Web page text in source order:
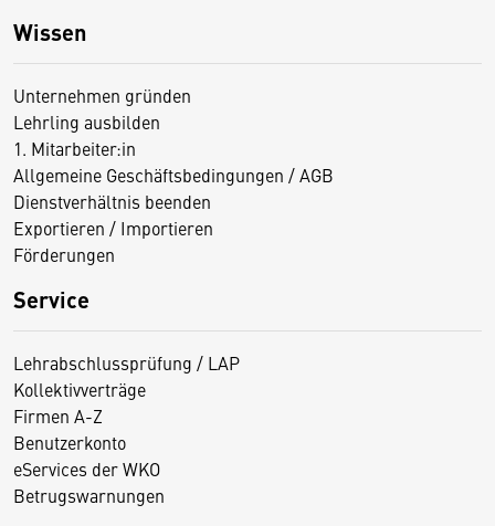
Wissen
Unternehmen gründen
Lehrling ausbilden
1. Mitarbeiter:in
Allgemeine Geschäftsbedingungen / AGB
Dienstverhältnis beenden
Exportieren / Importieren
Förderungen
Service
Lehrabschlussprüfung / LAP
Kollektivverträge
Firmen A-Z
Benutzerkonto
eServices der WKO
Betrugswarnungen